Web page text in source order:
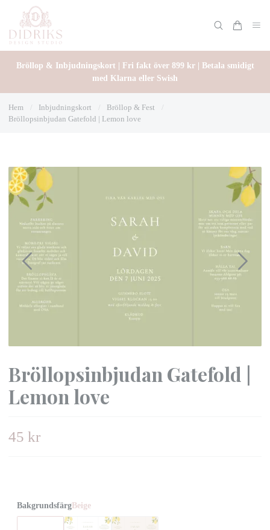
Bröllop & Inbjudningskort | Fri fakt över 899 kr | Betala smidigt
med Klarna eller Swish
Hem Inbjudningskort Bröllop & Fest
Bröllopsinbjudan Gatefold | Lemon love
Bröllopsinbjudan Gatefold |
Lemon love
45 kr
Bakgrundsfärg Beige